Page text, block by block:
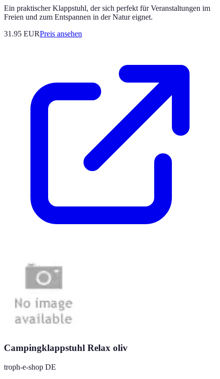
Ein praktischer Klappstuhl, der sich perfekt für Veranstaltungen im
Freien und zum Entspannen in der Natur eignet.
31.95 EURPreis ansehen
Campingklappstuhl Relax oliv
troph-e-shop DE